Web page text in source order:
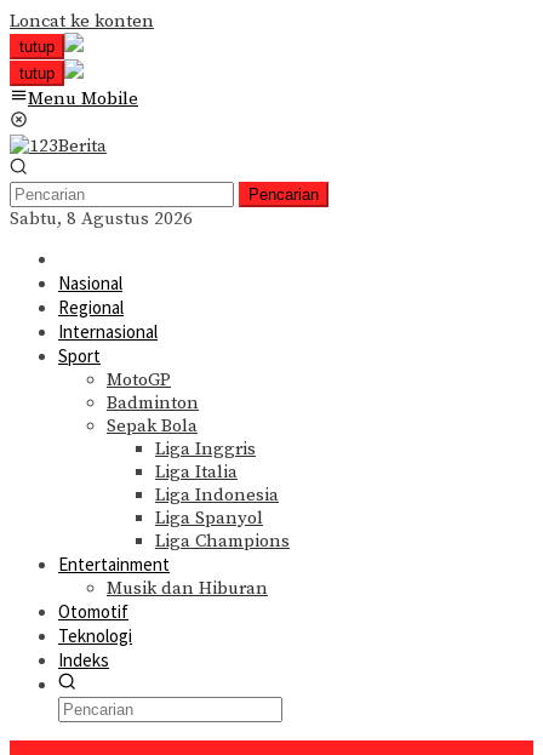
Loncat ke konten
tutup
tutup
Menu Mobile
Pencarian
Sabtu, 8 Agustus 2026
Nasional
Regional
Internasional
Sport
MotoGP
Badminton
Sepak Bola
Liga Inggris
Liga Italia
Liga Indonesia
Liga Spanyol
Liga Champions
Entertainment
Musik dan Hiburan
Otomotif
Teknologi
Indeks